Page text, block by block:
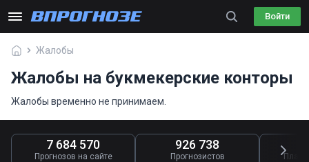
Войти
Жалобы
Жалобы на букмекерские конторы
Жалобы временно не принимаем.
7 684 570
Прогнозов на сайте
926 738
Прогнозистов